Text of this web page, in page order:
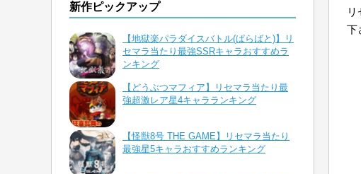
新作ピックアップ
【地獄楽パラダイスバトル(ぱらばと)】リ
セマラ当たり最強SSRキャラおすすめラ
ンキング
【どうぶつマフィア】リセマラ当たり最
強超激レア星4キャラランキング
【怪獣8号 THE GAME】リセマラ当たり
最強星5キャラおすすめランキング
下